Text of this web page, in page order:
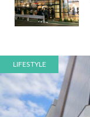
LIFESTYLE